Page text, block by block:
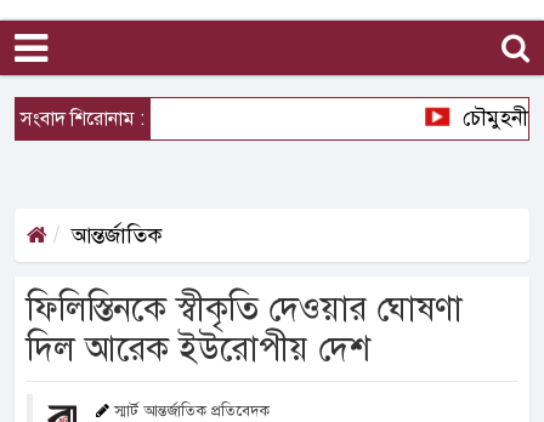
সংবাদ শিরোনাম : চৌমুহনীতে
আন্তর্জাতিক
ফিলিস্তিনকে স্বীকৃতি দেওয়ার ঘোষণা
দিল আরেক ইউরোপীয় দেশ
স্মার্ট আন্তর্জাতিক প্রতিবেদক